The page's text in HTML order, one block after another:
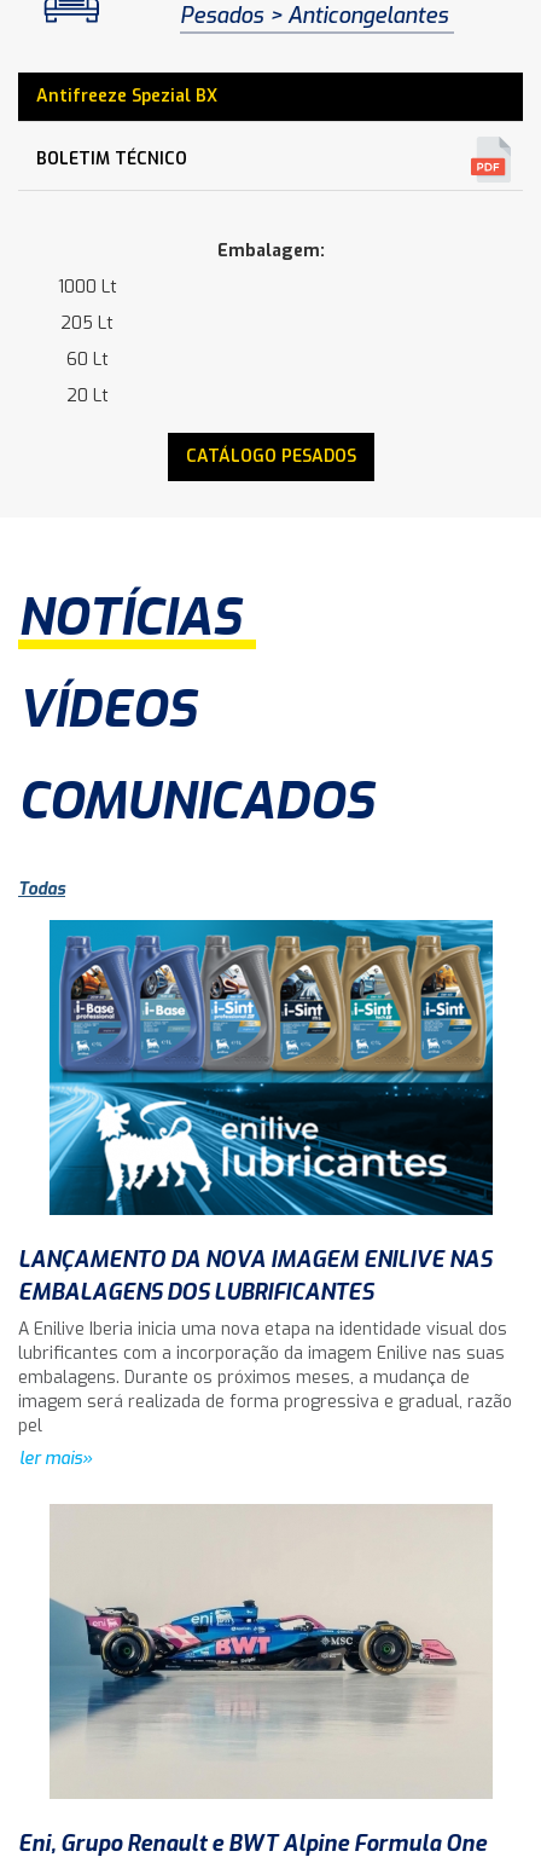
Pesados Anticongelantes
Antifreeze Spezial BX
BOLETIM TÉCNICO
Embalagem:
1000 Lt
205 Lt
60 Lt
20 Lt
CATÁLOGO PESADOS
NOTÍCIAS
VÍDEOS
COMUNICADOS
Todas
LANÇAMENTO DA NOVA IMAGEM ENILIVE NAS
EMBALAGENS DOS LUBRIFICANTES
A Enilive Iberia inicia uma nova etapa na identidade visual dos
lubrificantes com a incorporação da imagem Enilive nas suas
embalagens. Durante os próximos meses, a mudança de
imagem será realizada de forma progressiva e gradual, razão
pel
ler mais»
Eni, Grupo Renault e BWT Alpine Formula One